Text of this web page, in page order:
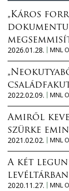
„Káros
2026.01.28.
MNL
2022.02.09.
MNL
Amiről
szürke
2021.02.02.
MNL
A két
2020.11.27.
MNL